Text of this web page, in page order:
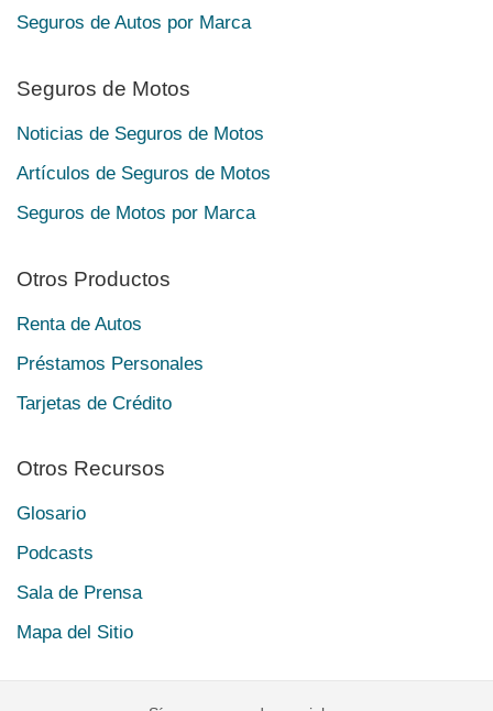
Seguros de Autos por Marca
Seguros de Motos
Noticias de Seguros de Motos
Artículos de Seguros de Motos
Seguros de Motos por Marca
Otros Productos
Renta de Autos
Préstamos Personales
Tarjetas de Crédito
Otros Recursos
Glosario
Podcasts
Sala de Prensa
Mapa del Sitio